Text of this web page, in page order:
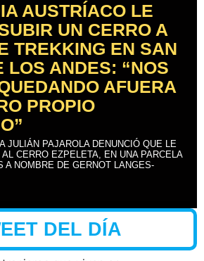
AUSTRÍACO LE
UN CERRO A
TREKKING EN SAN
LOS ANDES: “NOS
AFUERA
PROPIO
JULIÁN PAJAROLA DENUNCIÓ QUE LE
CERRO EZPELETA, EN UNA PARCELA
A NOMBRE DE GERNOT LANGES-
DEL DÍA